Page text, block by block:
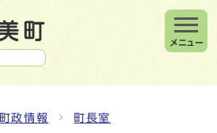
メニュー
町政情報 町長室